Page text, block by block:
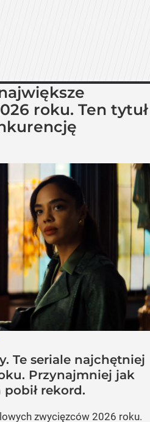
roku. Ten tytuł
Te seriale najchętniej
Przynajmniej jak
rekord.
zwycięzców 2026 roku.